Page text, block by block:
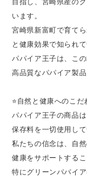
います。
宮崎県新富町で育て
と健康効果で知られて
パパイア王子は、こ
高品質なパパイア製
⭐️自然と健康へのこだ
パパイア王子の商品
保存料を一切使用して
私たちの信念は、自
健康をサポートするこ
特にグリーンパパイ